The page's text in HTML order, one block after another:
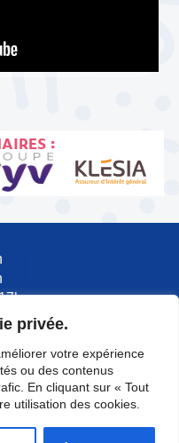
privée.
votre expérience
ou des contenus
En cliquant sur « Tout
utilisation des cookies.
: